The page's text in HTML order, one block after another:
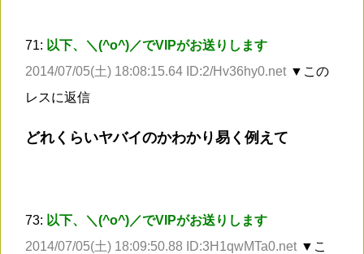
71: 以下、＼(^o^)／でVIPがお送りします
2014/07/05(土) 18:08:15.64 ID:2/Hv36hy0.net ▼この
レスに返信
どれくらいヤバイのかわかり易く例えて
73: 以下、＼(^o^)／でVIPがお送りします
2014/07/05(土) 18:09:50.88 ID:3H1qwMTa0.net ▼こ